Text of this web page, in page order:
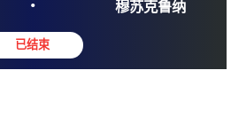
2026-06-04 04:30:00
: 穆苏